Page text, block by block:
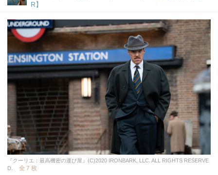
R】
『クーリエ：最高機密の運び屋』(C)2020 IRONBARK, LLC. ALL RIGHTS RESERVE
D.
全 7 枚